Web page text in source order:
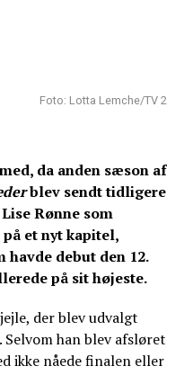
Foto: Lotta Lemche/TV 2
da anden sæson af
blev sendt tidligere
Rønne som
et nyt kapitel,
havde debut den 12.
på sit højeste.
der blev udvalgt
han blev afsløret
ikke nåede finalen eller